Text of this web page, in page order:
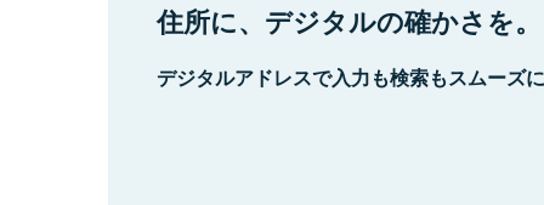
住所に、デジタルの確かさを。
デジタルアドレスで入力も検索もスムーズ